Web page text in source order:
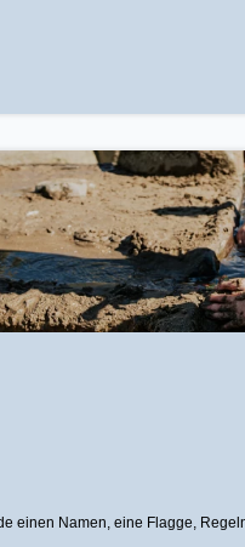
einen Namen, eine Flagge,